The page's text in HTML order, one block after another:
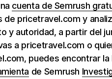
cuenta de Semrush
pricetravel.com y
y autoridad, a partir del
a pricetravel.com o
puedes encontrar
de Semrush